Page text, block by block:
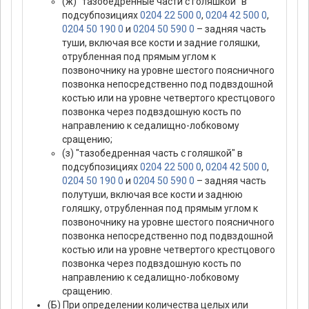
подсубпозициях0204 22 500 0, 0204 42 500 0,
0204 50 190 0 и 0204 50 590 0 – задняя часть
туши, включая все кости и задние голяшки,
отрубленная под прямым углом к
позвоночнику на уровне шестого поясничного
позвонка непосредственно под подвздошной
костью или на уровне четвертого крестцового
позвонка через подвздошную кость по
направлению к седалищно-лобковому
сращению;
(з) "тазобедренная часть с голяшкой" в
подсубпозициях0204 22 500 0, 0204 42 500 0,
0204 50 190 0 и 0204 50 590 0 – задняя часть
полутуши, включая все кости и заднюю
голяшку, отрубленная под прямым углом к
позвоночнику на уровне шестого поясничного
позвонка непосредственно под подвздошной
костью или на уровне четвертого крестцового
позвонка через подвздошную кость по
направлению к седалищно-лобковому
сращению.
(Б) При определении количества целых или